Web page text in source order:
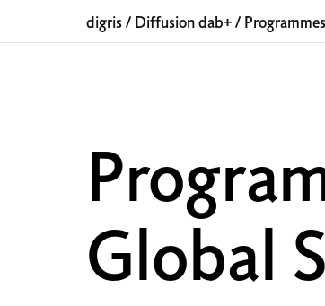
digris / Diffusion dab+ /
Global